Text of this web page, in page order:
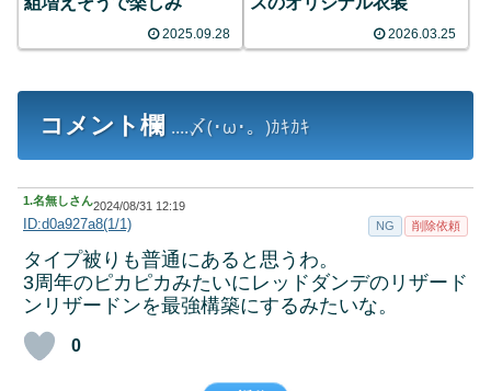
2025.09.28 2026.03.25
コメント欄 ....〆(･ω･。)ｶｷｶｷ
1.名無しさん2024/08/31 12:19
ID:d0a927a8(1/1) NG 削除依頼
タイプ被りも普通にあると思うわ。
3周年のピカピカみたいにレッドダンデのリザード
ンリザードンを最強構築にするみたいな。
0